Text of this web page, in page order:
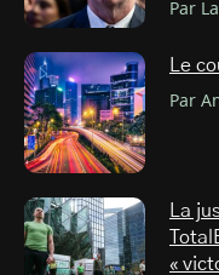
Par
Le
Par
La
«